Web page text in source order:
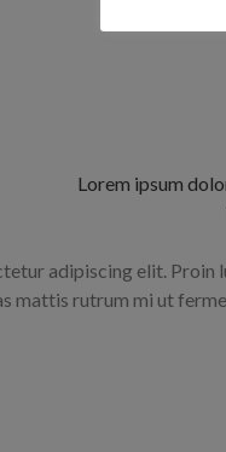
Lorem ipsum
adipiscing elit. Proin
mattis rutrum mi ut